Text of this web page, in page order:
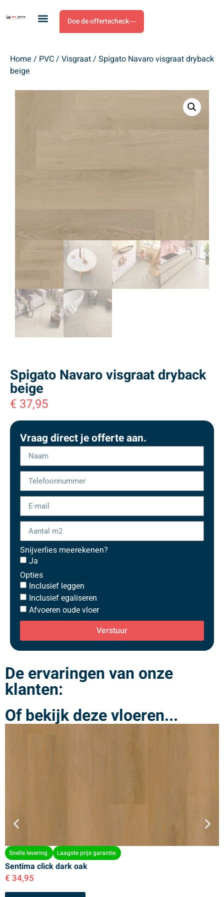
Doe de offertecheck
Home / PVC/ Visgraat/ Spigato Navaro visgraat dryback
beige
Spigato Navaro visgraat dryback
beige
€ 37,95
Vraag direct je offerte aan.
Snijverlies meerekenen?
Ja
Opties
Inclusief leggen
Inclusief egaliseren
Afvoeren oude vloer
Verstuur
De ervaringen van onze
klanten:
Of bekijk deze vloeren...
Snelle levering. Laagste prijs garantie.
Sentima click dark oak
€ 34,95